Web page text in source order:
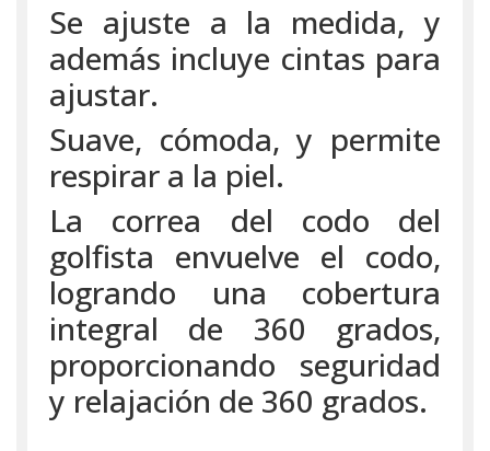
Se ajuste a la medida, y
además incluye cintas para
ajustar.
Suave, cómoda, y permite
respirar a la piel.
La correa del codo del
golfista envuelve el codo,
logrando una cobertura
integral de 360 grados,
proporcionando seguridad
y relajación de 360 grados.